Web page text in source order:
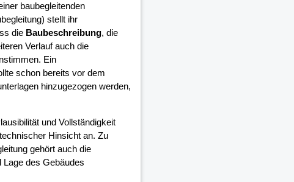
baubegleitenden
stellt ihr
die Baubeschreibung, die
Verlauf auch die
Ein
schon bereits vor dem
hinzugezogen werden,
und Vollständigkeit
Hinsicht an. Zu
gehört auch die
des Gebäudes